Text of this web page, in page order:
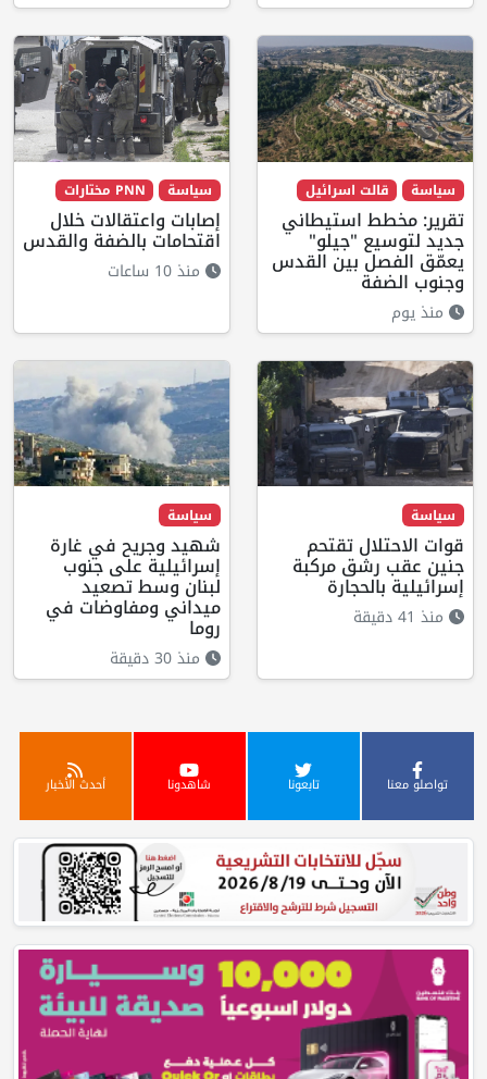
سياسة قالت اسرائيل
تقرير: مخطط استيطاني
جديد لتوسيع "جيلو"
يعمّق الفصل بين القدس
وجنوب الضفة
منذ يوم
سياسة PNN مختارات
إصابات واعتقالات خلال
اقتحامات بالضفة والقدس
منذ 10 ساعات
سياسة
قوات الاحتلال تقتحم
جنين عقب رشق مركبة
إسرائيلية بالحجارة
منذ 41 دقيقة
سياسة
شهيد وجريح في غارة
إسرائيلية على جنوب
لبنان وسط تصعيد
ميداني ومفاوضات في
روما
منذ 30 دقيقة
تواصلو معنا تابعونا شاهدونا أحدث الأخبار